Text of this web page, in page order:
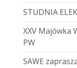
STUDNIA
XXV Majówka
PW
SAWE